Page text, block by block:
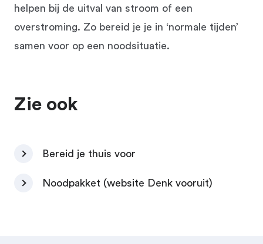
helpen bij de uitval van stroom of een
overstroming. Zo bereid je je in ‘normale tijden’
samen voor op een noodsituatie.
Zie ook
Bereid je thuis voor
Noodpakket (website Denk vooruit)